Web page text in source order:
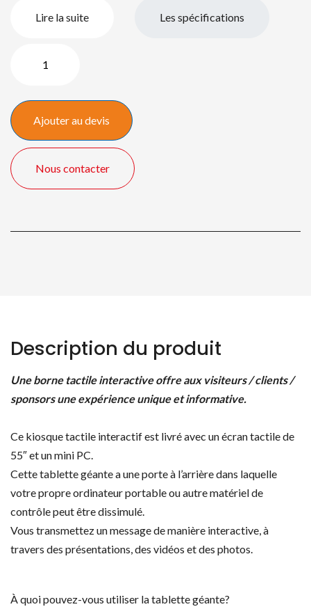
Lire la suite Les spécifications
Interactieve
touch
kiosk
Ajouter au devis
Nous contacter
Description du produit
Une borne tactile interactive offre aux visiteurs / clients /
sponsors une expérience unique et informative.
Ce kiosque tactile interactif est livré avec un écran tactile de
55″ et un mini PC.
Cette tablette géante a une porte à l’arrière dans laquelle
votre propre ordinateur portable ou autre matériel de
contrôle peut être dissimulé.
Vous transmettez un message de manière interactive, à
travers des présentations, des vidéos et des photos.
À quoi pouvez-vous utiliser la tablette géante?